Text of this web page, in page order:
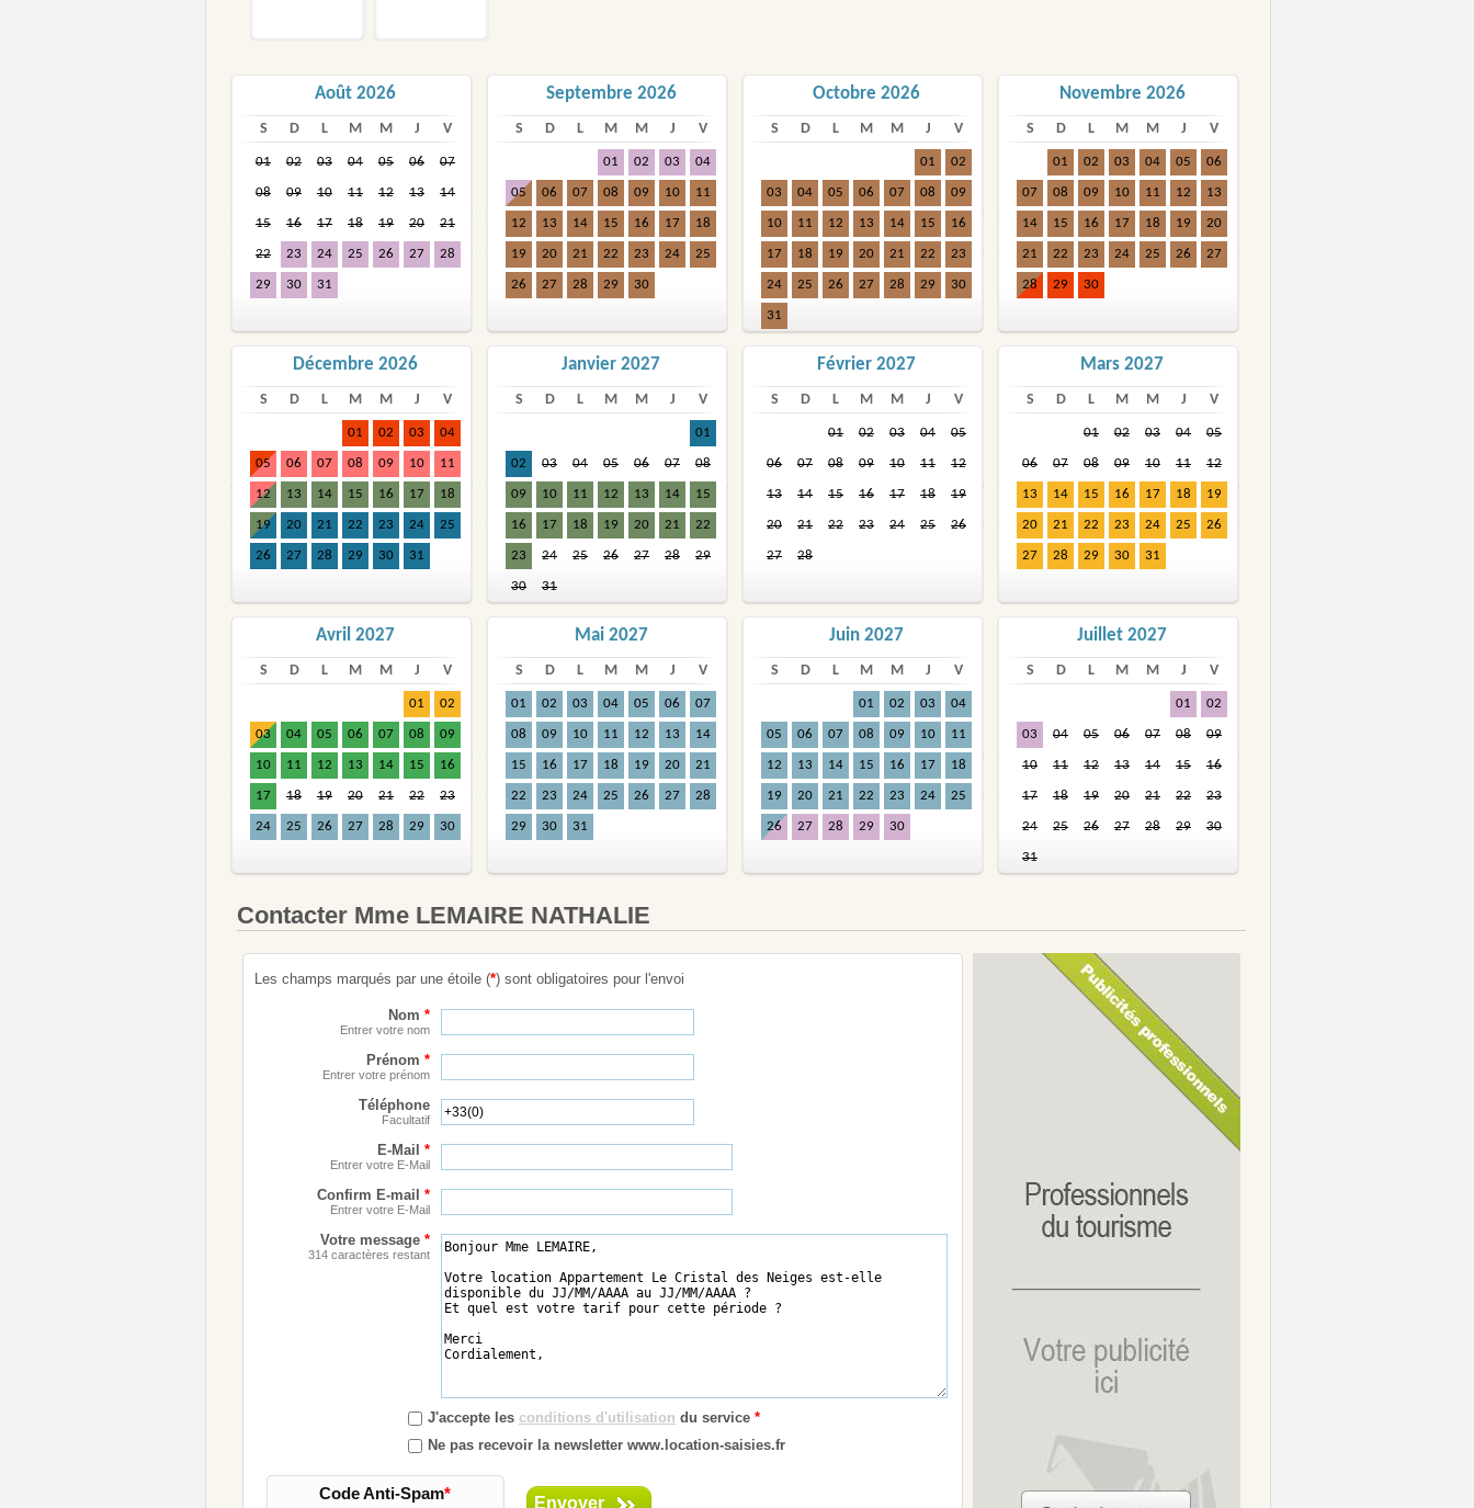
Août 2026
S D L M M J V
01 02 03 04 05 06 07
08 09 10 11 12 13 14
15 16 17 18 19 20 21
22 23 24 25 26 27 28
29 30 31
Septembre 2026
S D L M M J V
01 02 03 04
05 06 07 08 09 10 11
12 13 14 15 16 17 18
19 20 21 22 23 24 25
26 27 28 29 30
Octobre 2026
S D L M M J V
01 02
03 04 05 06 07 08 09
10 11 12 13 14 15 16
17 18 19 20 21 22 23
24 25 26 27 28 29 30
31
Novembre 2026
S D L M M J V
01 02 03 04 05 06
07 08 09 10 11 12 13
14 15 16 17 18 19 20
21 22 23 24 25 26 27
28 29 30
Décembre 2026
S D L M M J V
01 02 03 04
05 06 07 08 09 10 11
12 13 14 15 16 17 18
19 20 21 22 23 24 25
26 27 28 29 30 31
Janvier 2027
S D L M M J V
01
02 03 04 05 06 07 08
09 10 11 12 13 14 15
16 17 18 19 20 21 22
23 24 25 26 27 28 29
30 31
Février 2027
S D L M M J V
01 02 03 04 05
06 07 08 09 10 11 12
13 14 15 16 17 18 19
20 21 22 23 24 25 26
27 28
Mars 2027
S D L M M J V
01 02 03 04 05
06 07 08 09 10 11 12
13 14 15 16 17 18 19
20 21 22 23 24 25 26
27 28 29 30 31
Avril 2027
S D L M M J V
01 02
03 04 05 06 07 08 09
10 11 12 13 14 15 16
17 18 19 20 21 22 23
24 25 26 27 28 29 30
Mai 2027
S D L M M J V
01 02 03 04 05 06 07
08 09 10 11 12 13 14
15 16 17 18 19 20 21
22 23 24 25 26 27 28
29 30 31
Juin 2027
S D L M M J V
01 02 03 04
05 06 07 08 09 10 11
12 13 14 15 16 17 18
19 20 21 22 23 24 25
26 27 28 29 30
Juillet 2027
S D L M M J V
01 02
03 04 05 06 07 08 09
10 11 12 13 14 15 16
17 18 19 20 21 22 23
24 25 26 27 28 29 30
31
Contacter Mme LEMAIRE NATHALIE
Les champs marqués par une étoile (*) sont obligatoires pour l'envoi
Nom *
Entrer votre nom
Prénom *
Entrer votre prénom
Téléphone
Facultatif
E-Mail *
Entrer votre E-Mail
Confirm E-mail *
Entrer votre E-Mail
Votre message *
314 caractères restant
J'accepte les conditions d'utilisation du service *
Ne pas recevoir la newsletter www.location-saisies.fr
Code Anti-Spam* Envoyer